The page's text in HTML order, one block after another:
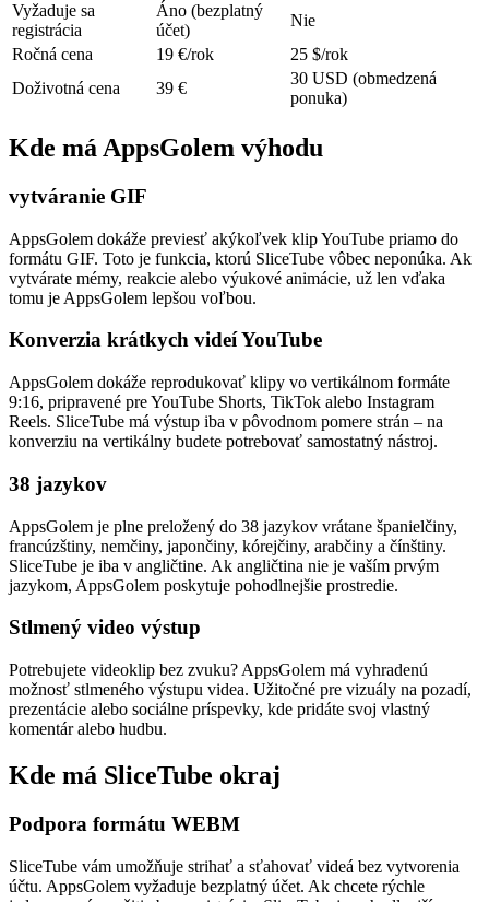
Vyžaduje sa
registrácia
Áno (bezplatný
účet)
Nie
Ročná cena
19 €/rok
25 $/rok
Doživotná cena
39 €
30 USD (obmedzená
ponuka)
Kde má AppsGolem výhodu
vytváranie GIF
AppsGolem dokáže previesť akýkoľvek klip YouTube priamo do
formátu GIF. Toto je funkcia, ktorú SliceTube vôbec neponúka. Ak
vytvárate mémy, reakcie alebo výukové animácie, už len vďaka
tomu je AppsGolem lepšou voľbou.
Konverzia krátkych videí YouTube
AppsGolem dokáže reprodukovať klipy vo vertikálnom formáte
9:16, pripravené pre YouTube Shorts, TikTok alebo Instagram
Reels. SliceTube má výstup iba v pôvodnom pomere strán – na
konverziu na vertikálny budete potrebovať samostatný nástroj.
38 jazykov
AppsGolem je plne preložený do 38 jazykov vrátane španielčiny,
francúzštiny, nemčiny, japončiny, kórejčiny, arabčiny a čínštiny.
SliceTube je iba v angličtine. Ak angličtina nie je vaším prvým
jazykom, AppsGolem poskytuje pohodlnejšie prostredie.
Stlmený video výstup
Potrebujete videoklip bez zvuku? AppsGolem má vyhradenú
možnosť stlmeného výstupu videa. Užitočné pre vizuály na pozadí,
prezentácie alebo sociálne príspevky, kde pridáte svoj vlastný
komentár alebo hudbu.
Kde má SliceTube okraj
Podpora formátu WEBM
SliceTube vám umožňuje strihať a sťahovať videá bez vytvorenia
účtu. AppsGolem vyžaduje bezplatný účet. Ak chcete rýchle